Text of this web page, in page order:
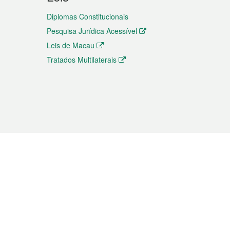
Diplomas Constitucionais
Pesquisa Jurídica Acessível
Leis de Macau
Tratados Multilaterais